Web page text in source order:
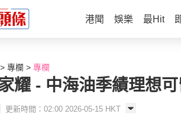
港聞 娛樂 最Hit
專欄 專欄
耀 - 中海油季績理想
更新時間：02:00 2026-05-15 HKT